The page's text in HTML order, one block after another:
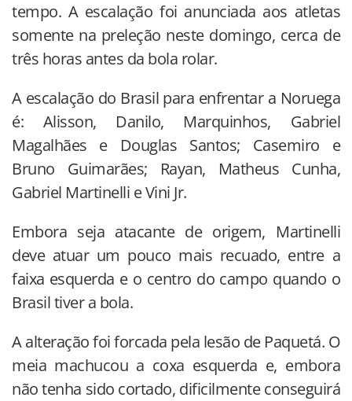
tempo. A escalação foi anunciada aos atletas
somente na preleção neste domingo, cerca de
três horas antes da bola rolar.
A escalação do Brasil para enfrentar a Noruega
é: Alisson, Danilo, Marquinhos, Gabriel
Magalhães e Douglas Santos; Casemiro e
Bruno Guimarães; Rayan, Matheus Cunha,
Gabriel Martinelli e Vini Jr.
Embora seja atacante de origem, Martinelli
deve atuar um pouco mais recuado, entre a
faixa esquerda e o centro do campo quando o
Brasil tiver a bola.
A alteração foi forcada pela lesão de Paquetá. O
meia machucou a coxa esquerda e, embora
não tenha sido cortado, dificilmente conseguirá